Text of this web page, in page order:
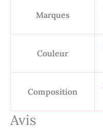
Marques
Couleur
Composition
Avis